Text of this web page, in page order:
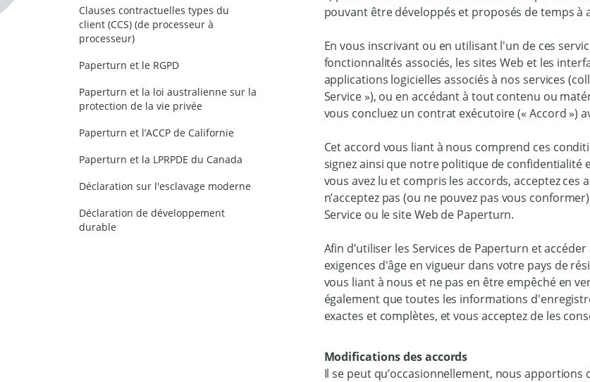
Clauses contractuelles types du
client (CCS) (de processeur à
processeur)
Paperturn et le RGPD
Paperturn et la loi australienne sur la
protection de la vie privée
Paperturn et l’ACCP de Californie
Paperturn et la LPRPDE du Canada
Déclaration sur l'esclavage moderne
Déclaration de développement
durable
pouvant être développés et proposés de temps à
En vous inscrivant ou en utilisant l'un de ces
fonctionnalités associés, les sites Web et les
applications logicielles associés à nos services
Service »), ou en accédant à tout contenu ou
vous concluez un contrat exécutoire (« Accord »)
Cet accord vous liant à nous comprend ces
signez ainsi que notre politique de confidentialité
vous avez lu et compris les accords, acceptez ces
n’acceptez pas (ou ne pouvez pas vous
Service ou le site Web de Paperturn.
Afin d’utiliser les Services de Paperturn et
exigences d'âge en vigueur dans votre pays de
vous liant à nous et ne pas en être empêché en
également que toutes les informations
exactes et complètes, et vous acceptez de les
Modifications des accords
Il se peut qu’occasionnellement, nous